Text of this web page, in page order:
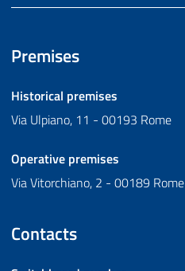
Premises
Historical premises
Via Ulpiano, 11 - 00193 Rome
Operative premises
Via Vitorchiano, 2 - 00189 Rome
Contacts